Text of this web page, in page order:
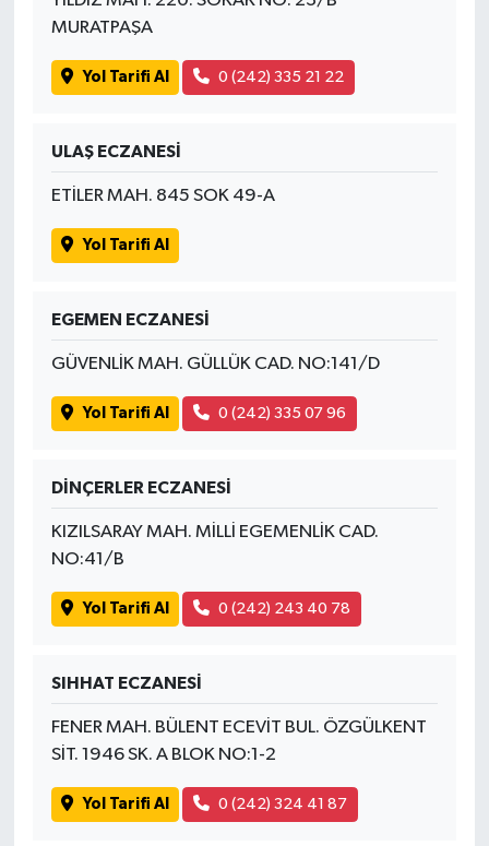
MURATPAŞA
Yol Tarifi Al 0 (242) 335 21 22
ULAŞ ECZANESİ
ETİLER MAH. 845 SOK 49-A
Yol Tarifi Al
EGEMEN ECZANESİ
GÜVENLİK MAH. GÜLLÜK CAD. NO:141/D
Yol Tarifi Al 0 (242) 335 07 96
DİNÇERLER ECZANESİ
KIZILSARAY MAH. MİLLİ EGEMENLİK CAD.
NO:41/B
Yol Tarifi Al 0 (242) 243 40 78
SIHHAT ECZANESİ
FENER MAH. BÜLENT ECEVİT BUL. ÖZGÜLKENT
SİT. 1946 SK. A BLOK NO:1-2
Yol Tarifi Al 0 (242) 324 41 87